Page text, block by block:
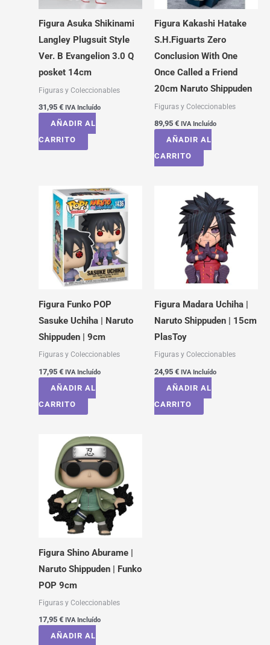
Figura Asuka Shikinami
Langley Plugsuit Style
Ver. B Evangelion 3.0 Q
posket 14cm
Figuras y Coleccionables
31,95 € IVA Incluído
AÑADIR AL
CARRITO
Figura Kakashi Hatake
S.H.Figuarts Zero
Conclusion With One
Once Called a Friend
20cm Naruto Shippuden
Figuras y Coleccionables
89,95 € IVA Incluído
AÑADIR AL
CARRITO
Figura Funko POP
Sasuke Uchiha | Naruto
Shippuden | 9cm
Figuras y Coleccionables
17,95 € IVA Incluído
AÑADIR AL
CARRITO
Figura Madara Uchiha |
Naruto Shippuden | 15cm
PlasToy
Figuras y Coleccionables
24,95 € IVA Incluído
AÑADIR AL
CARRITO
Figura Shino Aburame |
Naruto Shippuden | Funko
POP 9cm
Figuras y Coleccionables
17,95 € IVA Incluído
AÑADIR AL